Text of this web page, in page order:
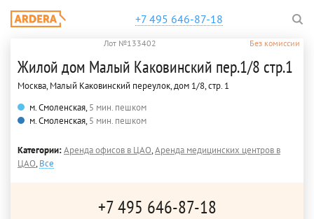
+7 495 646-87-18
Лот №133402 Без комиссии
Жилой дом Малый Каковинский пер.1/8 стр.1
Москва, Малый Каковинский переулок, дом 1/8, стр. 1
м. Смоленская,5 мин. пешком
м. Смоленская,5 мин. пешком
Категории:Аренда офисов в ЦАО,Аренда медицинских центров в
ЦАО,Все
+7 495 646-87-18